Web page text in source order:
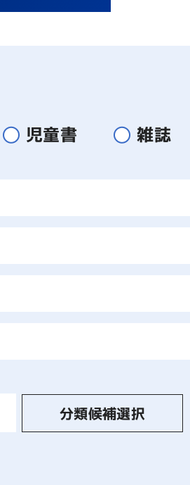
児童書 雑誌
分類候補選択